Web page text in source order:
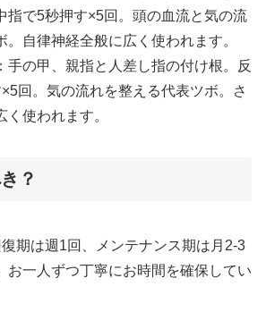
指で5秒押す×5回。頭の血流と気の流
。自律神経全般に広く使われます。
：手の甲、親指と人差し指の付け根。反
回。気の流れを整える代表ツボ。さ
く使われます。
？
期は週1回、メンテナンス期は月2-3
お一人ずつ丁寧にお時間を確保してい